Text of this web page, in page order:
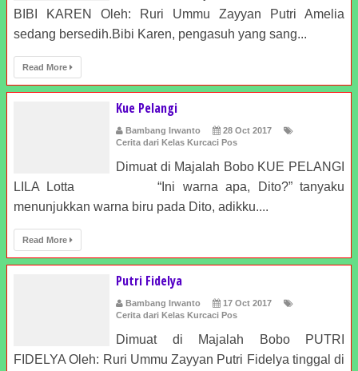
BIBI KAREN Oleh: Ruri Ummu Zayyan Putri Amelia
sedang bersedih.Bibi Karen, pengasuh yang sang...
Read More
Kue Pelangi
Bambang Irwanto
28 Oct 2017
Cerita dari Kelas Kurcaci Pos
Dimuat di Majalah Bobo KUE PELANGI
LILA Lotta “Ini warna apa, Dito?” tanyaku
menunjukkan warna biru pada Dito, adikku....
Read More
Putri Fidelya
Bambang Irwanto
17 Oct 2017
Cerita dari Kelas Kurcaci Pos
Dimuat di Majalah Bobo PUTRI
FIDELYA Oleh: Ruri Ummu Zayyan Putri Fidelya tinggal di